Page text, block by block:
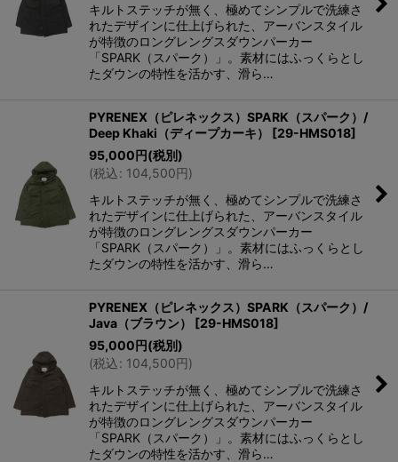
キルトステッチが無く、極めてシンプルで洗練さ
れたデザインに仕上げられた、アーバンスタイル
が特徴のロングレングスダウンパーカー
「SPARK（スパーク）」。素材にはふっくらとし
たダウンの特性を活かす、滑ら…
PYRENEX（ピレネックス）SPARK（スパーク）/
Deep Khaki（ディープカーキ）
[29-HMS018]
95,000円(税別)
(税込: 104,500円)
キルトステッチが無く、極めてシンプルで洗練さ
れたデザインに仕上げられた、アーバンスタイル
が特徴のロングレングスダウンパーカー
「SPARK（スパーク）」。素材にはふっくらとし
たダウンの特性を活かす、滑ら…
PYRENEX（ピレネックス）SPARK（スパーク）/
Java（ブラウン）
[29-HMS018]
95,000円(税別)
(税込: 104,500円)
キルトステッチが無く、極めてシンプルで洗練さ
れたデザインに仕上げられた、アーバンスタイル
が特徴のロングレングスダウンパーカー
「SPARK（スパーク）」。素材にはふっくらとし
たダウンの特性を活かす、滑ら…